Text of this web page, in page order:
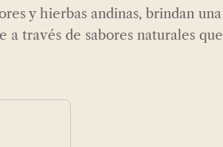
y hierbas andinas, brindan una
a través de sabores naturales que